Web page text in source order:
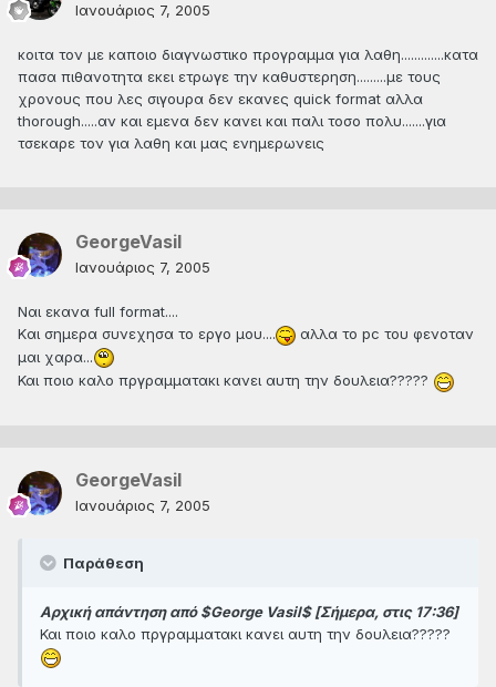
Ιανουάριος 7, 2005
κοιτα τον με καποιο διαγνωστικο προγραμμα για λαθη.............κατα
πασα πιθανοτητα εκει ετρωγε την καθυστερηση.........με τους
χρονους που λες σιγουρα δεν εκανες quick format αλλα
thorough.....αν και εμενα δεν κανει και παλι τοσο πολυ.......για
τσεκαρε τον για λαθη και μας ενημερωνεις
GeorgeVasil
Ιανουάριος 7, 2005
Ναι εκανα full format....
Kαι σημερα συνεχησα το εργο μου....
αλλα το pc του φενοταν
μαι χαρα...
Και ποιο καλο πργραμματακι κανει αυτη την δουλεια?????
GeorgeVasil
Ιανουάριος 7, 2005
Παράθεση
Αρχική απάντηση από $George Vasil$ [Σήμερα, στις 17:36]
Και ποιο καλο πργραμματακι κανει αυτη την δουλεια?????